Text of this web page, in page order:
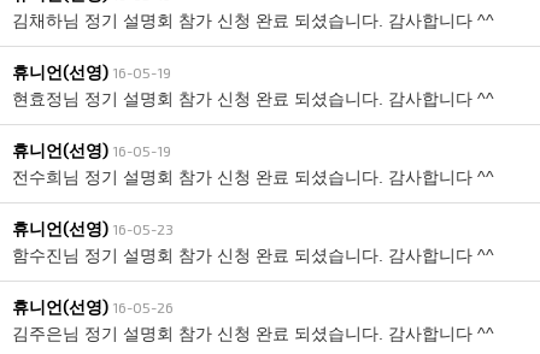
김채하님 정기 설명회 참가 신청 완료 되셨습니다. 감사합니다 ^^
휴니언(선영) 16-05-19
현효정님 정기 설명회 참가 신청 완료 되셨습니다. 감사합니다 ^^
휴니언(선영) 16-05-19
전수희님 정기 설명회 참가 신청 완료 되셨습니다. 감사합니다 ^^
휴니언(선영) 16-05-23
함수진님 정기 설명회 참가 신청 완료 되셨습니다. 감사합니다 ^^
휴니언(선영) 16-05-26
김주은님 정기 설명회 참가 신청 완료 되셨습니다. 감사합니다 ^^